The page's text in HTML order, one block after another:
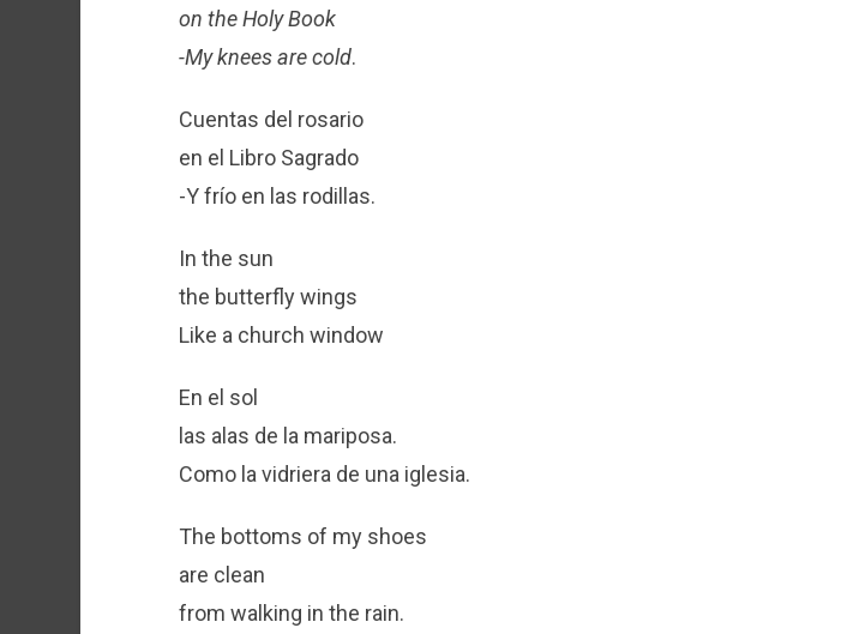
on the Holy Book
-My knees are cold.
Cuentas del rosario
en el Libro Sagrado
-Y frío en las rodillas.
In the sun
the butterfly wings
Like a church window
En el sol
las alas de la mariposa.
Como la vidriera de una iglesia.
The bottoms of my shoes
are clean
from walking in the rain.